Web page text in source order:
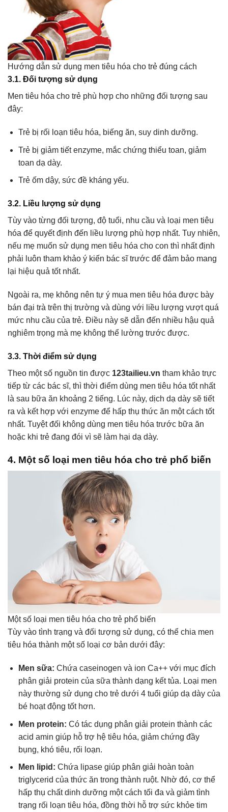
Hướng dẫn sử dụng men tiêu hóa cho trẻ đúng cách
3.1. Đối tượng sử dụng
Men tiêu hóa cho trẻ phù hợp cho những đối tượng sau
đây:
Trẻ bị rối loạn tiêu hóa, biếng ăn, suy dinh dưỡng.
Trẻ bị giảm tiết enzyme, mắc chứng thiểu toan, giảm
toan dạ dày.
Trẻ ốm dậy, sức đề kháng yếu.
3.2. Liều lượng sử dụng
Tùy vào từng đối tượng, độ tuổi, nhu cầu và loại men tiêu
hóa để quyết định đến liều lượng phù hợp nhất. Tuy nhiên,
nếu mẹ muốn sử dụng men tiêu hóa cho con thì nhất định
phải luôn tham khảo ý kiến bác sĩ trước để đảm bảo mang
lại hiệu quả tốt nhất.
Ngoài ra, mẹ không nên tự ý mua men tiêu hóa được bày
bán đại trà trên thị trường và dùng với liều lượng vượt quá
mức nhu cầu của trẻ. Điều này sẽ dẫn đến nhiều hậu quả
nghiêm trọng mà mẹ không thể lường trước được.
3.3. Thời điểm sử dụng
Theo một số nguồn tin được 123tailieu.vn tham khảo trực
tiếp từ các bác sĩ, thì thời điểm dùng men tiêu hóa tốt nhất
là sau bữa ăn khoảng 2 tiếng. Lúc này, dịch dạ dày sẽ tiết
ra và kết hợp với enzyme để hấp thụ thức ăn một cách tốt
nhất. Tuyệt đối không dùng men tiêu hóa trước bữa ăn
hoặc khi trẻ đang đói vì sẽ làm hại dạ dày.
4. Một số loại men tiêu hóa cho trẻ phổ biến
Một số loại men tiêu hóa cho trẻ phổ biến
Tùy vào tình trạng và đối tượng sử dụng, có thể chia men
tiêu hóa thành một số loại cơ bản dưới đây:
Men sữa: Chứa caseinogen và ion Ca++ với mục đích
phân giải protein của sữa thành dạng kết tủa. Loại men
này thường sử dụng cho trẻ dưới 4 tuổi giúp dạ dày của
bé hoạt động tốt hơn.
Men protein: Có tác dụng phân giải protein thành các
acid amin giúp hỗ trợ hệ tiêu hóa, giảm chứng đầy
bụng, khó tiêu, rối loạn.
Men lipid: Chứa lipase giúp phân giải hoàn toàn
triglycerid của thức ăn trong thành ruột. Nhờ đó, cơ thể
hấp thụ chất dinh dưỡng một cách tối đa và giảm tình
trạng rối loạn tiêu hóa, đồng thời hỗ trợ sức khỏe tim